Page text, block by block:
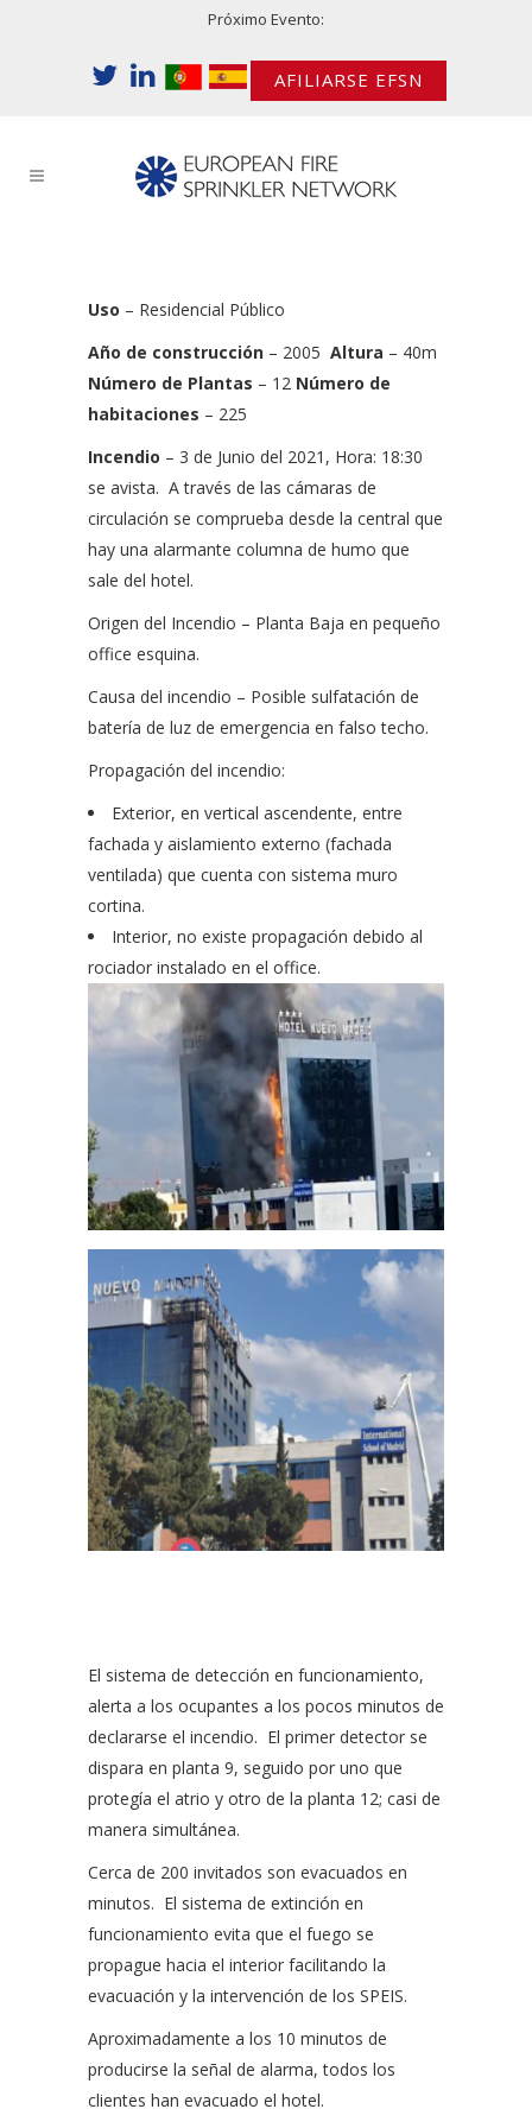
Próximo Evento:
AFILIARSE EFSN
Uso – Residencial Público
Año de construcción – 2005 Altura – 40m
Número de Plantas – 12 Número de
habitaciones – 225
Incendio – 3 de Junio del 2021, Hora: 18:30
se avista. A través de las cámaras de
circulación se comprueba desde la central que
hay una alarmante columna de humo que
sale del hotel.
Origen del Incendio – Planta Baja en pequeño
office esquina.
Causa del incendio – Posible sulfatación de
batería de luz de emergencia en falso techo.
Propagación del incendio:
Exterior, en vertical ascendente, entre
fachada y aislamiento externo (fachada
ventilada) que cuenta con sistema muro
cortina.
Interior, no existe propagación debido al
rociador instalado en el office.
El sistema de detección en funcionamiento,
alerta a los ocupantes a los pocos minutos de
declararse el incendio. El primer detector se
dispara en planta 9, seguido por uno que
protegía el atrio y otro de la planta 12; casi de
manera simultánea.
Cerca de 200 invitados son evacuados en
minutos. El sistema de extinción en
funcionamiento evita que el fuego se
propague hacia el interior facilitando la
evacuación y la intervención de los SPEIS.
Aproximadamente a los 10 minutos de
producirse la señal de alarma, todos los
clientes han evacuado el hotel.